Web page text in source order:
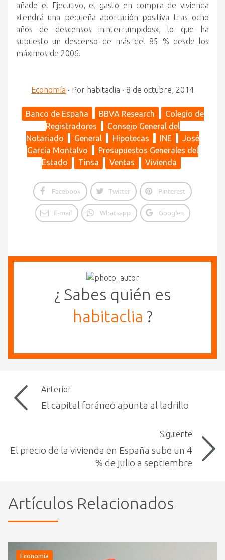
añade el Ejecutivo, el gasto en compra de vivienda
«tendrá una pequeña aportación positiva tras ocho
años de descensos ininterrumpidos», lo que ha
supuesto un descenso de más del 85 % desde los
máximos de 2006.
Economía · Por habitaclia · 8 de octubre, 2014
Banco de España BBVA Research
Colegio de
Registradores
Consejo General del
Notariado
General Hipotecas INE
José
García Montalvo
Presupuestos Generales del
Estado
Tinsa Ventas Vivienda
Facebook Twitter Pinterest
E-mail Whatsapp Google+
¿ Sabes quién es
habitaclia ?
Anterior
El capital foráneo apunta al ladrillo
Siguiente
El precio de la vivienda en España sube un 4
% de julio a septiembre
Artículos Relacionados
Economía